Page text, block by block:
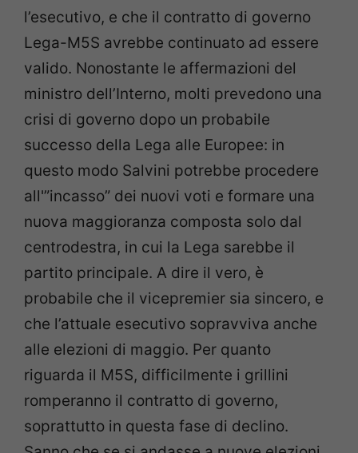
l’esecutivo, e che il contratto di governo
Lega-M5S avrebbe continuato ad essere
valido. Nonostante le affermazioni del
ministro dell’Interno, molti prevedono una
crisi di governo dopo un probabile
successo della Lega alle Europee: in
questo modo Salvini potrebbe procedere
all'”incasso” dei nuovi voti e formare una
nuova maggioranza composta solo dal
centrodestra, in cui la Lega sarebbe il
partito principale. A dire il vero, è
probabile che il vicepremier sia sincero, e
che l’attuale esecutivo sopravviva anche
alle elezioni di maggio. Per quanto
riguarda il M5S, difficilmente i grillini
romperanno il contratto di governo,
soprattutto in questa fase di declino.